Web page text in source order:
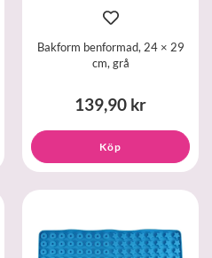
Bakform benformad, 24 × 29
cm, grå
139,90 kr
Köp